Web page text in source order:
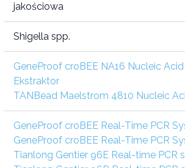
jakościowa
Shigella spp.
GeneProof croBEE NA16 Nucleic
Ekstraktor
TANBead Maelstrom 4810 Nucleic
GeneProof croBEE Real-Time PCR
GeneProof croBEE Real-Time PCR
Tianlong Gentier 96E Real-time PCR